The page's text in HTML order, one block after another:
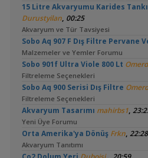
15 Litre Akvaryumu Karides
Durustyilan, 00:25
Akvaryum ve Tür Tavsiyesi
Sobo Aq 907 F Dış Filtre Pervane
Malzemeler ve Yemler Forumu
Sobo 901f Ultra Viole 800 Lt
Filtreleme Seçenekleri
Sobo Aq 900 Serisi Dış Filtre
Filtreleme Seçenekleri
Akvaryum Tasarımı mahirbs1,
Yeni Üye Forumu
Orta Amerika'ya Dönüş Frkn, 22:28
Akvaryum Tanıtımı